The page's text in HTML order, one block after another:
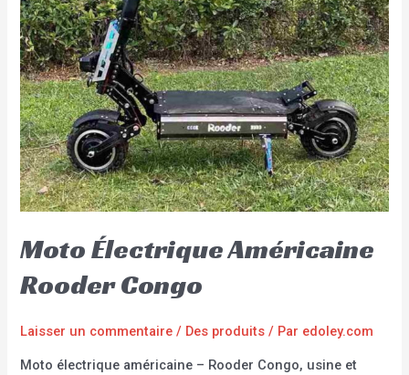
Moto Électrique Américaine
Rooder Congo
Laisser un commentaire / Des produits / Par edoley.com
Moto électrique américaine – Rooder Congo, usine et